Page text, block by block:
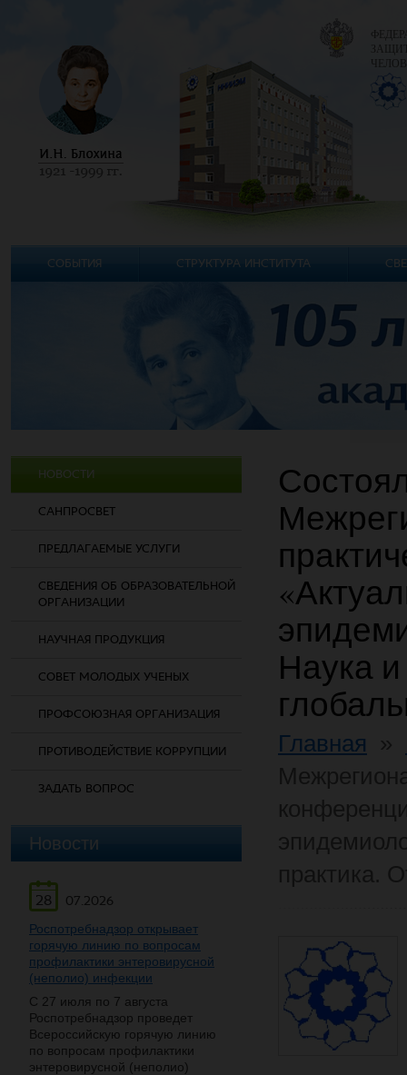
НОВОСТИ
САНПРОСВЕТ
ПРЕДЛАГАЕМЫЕ УСЛУГИ
СВЕДЕНИЯ ОБ ОБРАЗОВАТЕЛЬНОЙ
ОРГАНИЗАЦИИ
НАУЧНАЯ ПРОДУКЦИЯ
СОВЕТ МОЛОДЫХ УЧЕНЫХ
ПРОФСОЮЗНАЯ ОРГАНИЗАЦИЯ
ПРОТИВОДЕЙСТВИЕ КОРРУПЦИИ
ЗАДАТЬ ВОПРОС
Новости
28
07.2026
Роспотребнадзор открывает
горячую линию по вопросам
профилактики энтеровирусной
(неполио) инфекции
С 27 июля по 7 августа
Роспотребнадзор проведет
Всероссийскую горячую линию
по вопросам профилактики
энтеровирусной (неполио)
Наука
Главная
СОБЫТИЯ СТРУКТУРА ИНСТИТУТА